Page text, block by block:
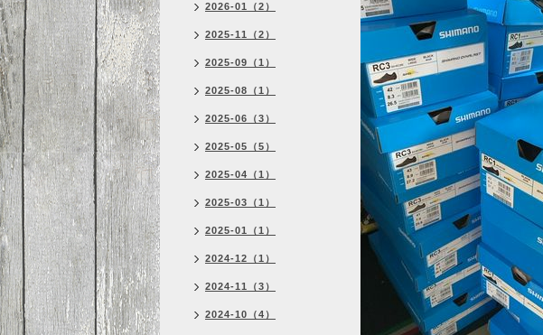
2026-01（2）
2025-11（2）
2025-09（1）
2025-08（1）
2025-06（3）
2025-05（5）
2025-04（1）
2025-03（1）
2025-01（1）
2024-12（1）
2024-11（3）
2024-10（4）